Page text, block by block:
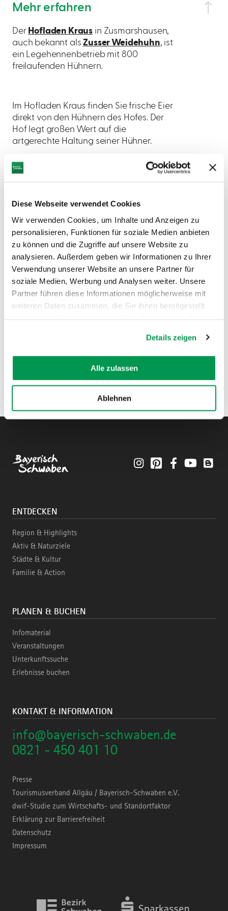
Diese Webseite verwendet Cookies
Wir verwenden Cookies, um Inhalte und Anzeigen zu
personalisieren, Funktionen für soziale Medien anbieten
zu können und die Zugriffe auf unsere Website zu
analysieren. Außerdem geben wir Informationen zu Ihrer
Verwendung unserer Website an unsere Partner für
soziale Medien, Werbung und Analysen weiter. Unsere
Partner führen diese Informationen möglicherweise mit
weiteren Daten zusammen, die Sie ihnen bereitgestellt
Details zeigen
Alle zulassen
Ablehnen
Mehr erfahren
Der Hofladen Kraus in Zusmarshausen,
auch bekannt alsZusser Weidehuhn, ist
ein Legehennenbetrieb mit 800
freilaufenden Hühnern.
Im Hofladen Kraus finden Sie frische Eier
direkt von den Hühnern des Hofes. Der
Hof legt großen Wert auf die
artgerechte Haltung seiner Hühner.
Öffnungszeiten
AUF DER KARTE ANZEIGEN
InstagramPinterestFacebookYouTube
ENTDECKEN
Region & Highlights
Aktiv & Naturziele
Städte & Kultur
Familie & Action
PLANEN & BUCHEN
Infomaterial
Veranstaltungen
Unterkunftssuche
Erlebnisse buchen
KONTAKT & INFORMATION
info@bayerisch-schwaben.de
0821 - 450 401 10
Presse
Tourismusverband Allgäu / Bayerisch-Schwaben e.V.
dwif-Studie zum Wirtschafts- und Standortfaktor
Erklärung zur Barrierefreiheit
Datenschutz
Impressum